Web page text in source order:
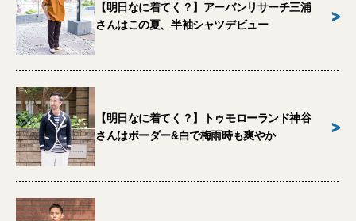
【明日なに着てく？】アーバンリサーチ三浦
さんはこの夏、半袖シャツデビュー
>
【明日なに着てく？】トゥモローランド神谷
さんはボーダー&白で梅雨時も爽やか
>